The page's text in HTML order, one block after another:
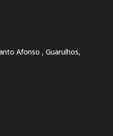
Afonso , Guarulhos,